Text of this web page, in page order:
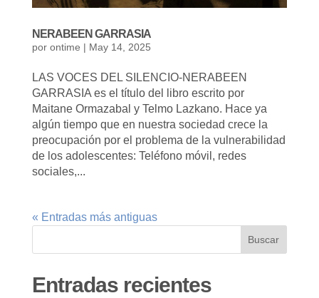
NERABEEN GARRASIA
por ontime | May 14, 2025
LAS VOCES DEL SILENCIO-NERABEEN
GARRASIA es el título del libro escrito por
Maitane Ormazabal y Telmo Lazkano. Hace ya
algún tiempo que en nuestra sociedad crece la
preocupación por el problema de la vulnerabilidad
de los adolescentes: Teléfono móvil, redes
sociales,...
« Entradas más antiguas
Buscar
Entradas recientes